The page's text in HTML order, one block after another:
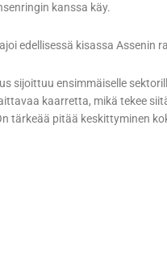
kanssa käy.
edellisessä kisassa Assenin
sijoittuu ensimmäiselle
kaarretta, mikä tekee
tärkeää pitää keskittyminen